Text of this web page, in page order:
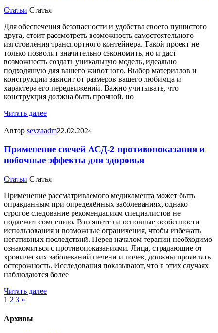
Статьи Статья
Для обеспечения безопасности и удобства своего пушистого
друга, стоит рассмотреть возможность самостоятельного
изготовления транспортного контейнера. Такой проект не
только позволит значительно сэкономить, но и даст
возможность создать уникальную модель, идеально
подходящую для вашего животного. Выбор материалов и
конструкции зависит от размеров вашего любимца и
характера его передвижений. Важно учитывать, что
конструкция должна быть прочной, но
Читать далее
Автор sevzaadm22.02.2024
Применение свечей АСД-2 противопоказания и
побочные эффекты для здоровья
Статьи Статья
Применение рассматриваемого медикамента может быть
оправданным при определённых заболеваниях, однако
строгое следование рекомендациям специалистов не
подлежит сомнению. Взгляните на основные особенности
использования и возможные ограничения, чтобы избежать
негативных последствий. Перед началом терапии необходимо
ознакомиться с противопоказаниями. Лица, страдающие от
хронических заболеваний печени и почек, должны проявлять
осторожность. Исследования показывают, что в этих случаях
наблюдаются более
Читать далее
1 2 3 »
Архивы